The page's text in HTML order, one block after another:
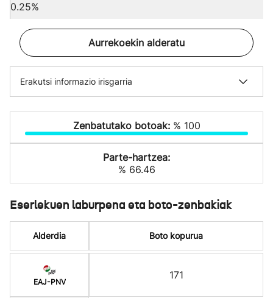
0.25%
Aurrekoekin alderatu
Erakutsi informazio irisgarria
Zenbatutako botoak: % 100
Parte-hartzea:
% 66.46
Eserlekuen laburpena eta boto-zenbakiak
Alderdia
EAJ-PNV
Boto kopurua
171